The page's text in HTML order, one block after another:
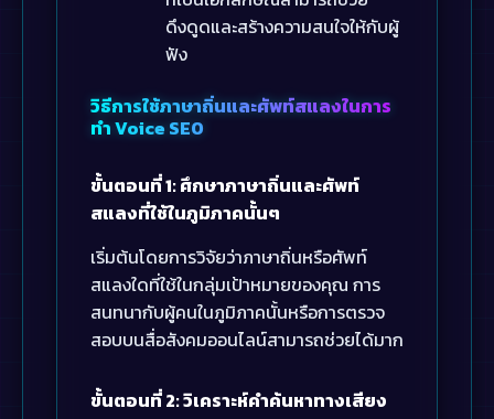
ดึงดูดและสร้างความสนใจให้กับผู้
ฟัง
วิธีการใช้ภาษาถิ่นและศัพท์สแลงในการ
ทำ Voice SEO
ขั้นตอนที่ 1: ศึกษาภาษาถิ่นและศัพท์
สแลงที่ใช้ในภูมิภาคนั้นๆ
เริ่มต้นโดยการวิจัยว่าภาษาถิ่นหรือศัพท์
สแลงใดที่ใช้ในกลุ่มเป้าหมายของคุณ การ
สนทนากับผู้คนในภูมิภาคนั้นหรือการตรวจ
สอบบนสื่อสังคมออนไลน์สามารถช่วยได้มาก
ขั้นตอนที่ 2: วิเคราะห์คำค้นหาทางเสียง